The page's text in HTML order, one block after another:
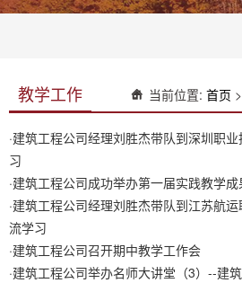
教学工作 当前位置: 首页
·建筑工程公司经理刘胜杰带队到深圳职
习
·建筑工程公司成功举办第一届实践教学
·建筑工程公司经理刘胜杰带队到江苏航
流学习
·建筑工程公司召开期中教学工作会
·建筑工程公司举办名师大讲堂（3）--建